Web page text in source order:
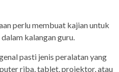
perlu membuat kajian untuk
kalangan guru.
pasti jenis peralatan yang
riba, tablet, projektor, atau